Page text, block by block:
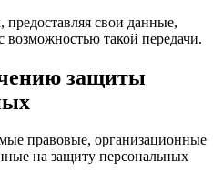
свои данные,
возможностью такой передачи.
защиты
правовые, организационные
на защиту персональных